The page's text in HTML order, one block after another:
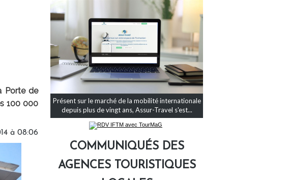
Porte de
100 000
à 08:06
Présent sur le marché de la mobilité internationale
depuis plus de vingt ans, Assur-Travel s'est...
COMMUNIQUÉS DES
AGENCES TOURISTIQUES